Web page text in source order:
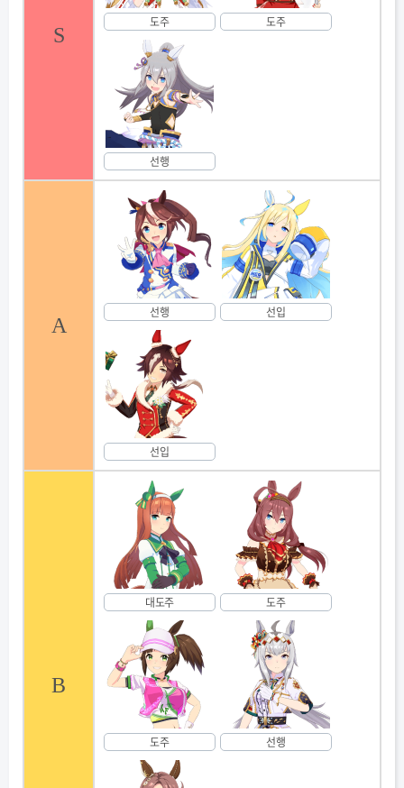
S
도주 도주
선행
A
선행 선입
선입
B
대도주 도주
도주 선행